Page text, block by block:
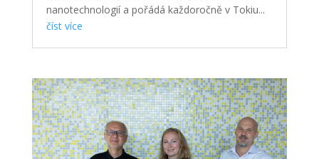
nanotechnologií a pořádá každoročně v Tokiu...
číst více